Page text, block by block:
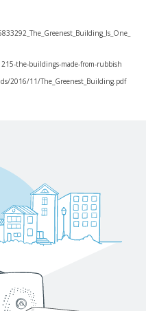
the-buildings-made-from-rubbish
2016/11/The_Greenest_Building.pdf